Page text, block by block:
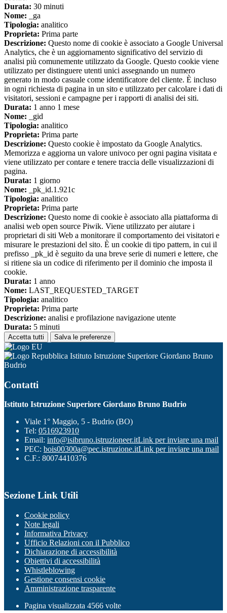
Durata: 30 minuti
Nome: _ga
Tipologia: analitico
Proprieta: Prima parte
Descrizione: Questo nome di cookie è associato a Google Universal
Analytics, che è un aggiornamento significativo del servizio di
analisi più comunemente utilizzato da Google. Questo cookie viene
utilizzato per distinguere utenti unici assegnando un numero
generato in modo casuale come identificatore del cliente. È incluso
in ogni richiesta di pagina in un sito e utilizzato per calcolare i dati di
visitatori, sessioni e campagne per i rapporti di analisi dei siti.
Durata: 1 anno 1 mese
Nome: _gid
Tipologia: analitico
Proprieta: Prima parte
Descrizione: Questo cookie è impostato da Google Analytics.
Memorizza e aggiorna un valore univoco per ogni pagina visitata e
viene utilizzato per contare e tenere traccia delle visualizzazioni di
pagina.
Durata: 1 giorno
Nome: _pk_id.1.921c
Tipologia: analitico
Proprieta: Prima parte
Descrizione: Questo nome di cookie è associato alla piattaforma di
analisi web open source Piwik. Viene utilizzato per aiutare i
proprietari di siti Web a monitorare il comportamento dei visitatori e
misurare le prestazioni del sito. È un cookie di tipo pattern, in cui il
prefisso _pk_id è seguito da una breve serie di numeri e lettere, che
si ritiene sia un codice di riferimento per il dominio che imposta il
cookie.
Durata: 1 anno
Nome: LAST_REQUESTED_TARGET
Tipologia: analitico
Proprieta: Prima parte
Descrizione: analisi e profilazione navigazione utente
Durata: 5 minuti
Accetta tutti Salva le preferenze
Istituto Istruzione Superiore Giordano Bruno
Budrio
Contatti
Istituto Istruzione Superiore Giordano Bruno Budrio
Viale 1° Maggio, 5 - Budrio (BO)
Tel: 0516923910
Email: info@isibruno.istruzioneer.itLink per inviare una mail
PEC: bois00300a@pec.istruzione.itLink per inviare una mail
C.F.: 80074410376
Sezione Link Utili
Cookie policy
Note legali
Informativa Privacy
Ufficio Relazioni con il Pubblico
Dichiarazione di accessibilità
Obiettivi di accessibilità
Whistleblowing
Gestione consensi cookie
Amministrazione trasparente
Pagina visualizzata 4566 volte